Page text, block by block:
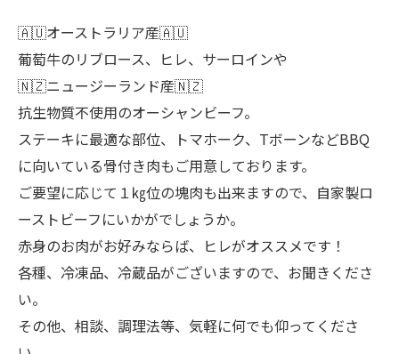
🇦🇺オーストラリア産🇦🇺
葡萄牛のリブロース、ヒレ、サーロインや
🇳🇿ニュージーランド産🇳🇿
抗生物質不使用のオーシャンビーフ。
ステーキに最適な部位、トマホーク、TボーンなどBBQ
に向いている骨付き肉もご用意しております。
ご要望に応じて１㎏位の塊肉も出来ますので、自家製ロ
ーストビーフにいかがでしょうか。
赤身のお肉がお好みならば、ヒレがオススメです！
各種、冷凍品、冷蔵品がございますので、お聞きくださ
い。
その他、相談、調理法等、気軽に何でも仰ってくださ